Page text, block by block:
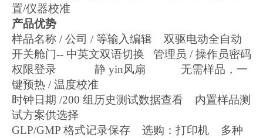
置/仪器校准
产品优势
样品名称 / 公司 / 等输入编辑
双驱电动全自动
开关舱门-- 中英文双语切换 管理员 / 操作员密码
权限登录
静 yin风扇
无需样品，一
键预热 / 温度校准
时钟日期 /200 组历史测试数据查看
内置样品测
试方案供选择
GLP/GMP 格式记录保存 选购：打印机
多种